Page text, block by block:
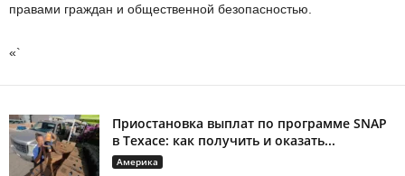
правами граждан и общественной безопасностью.
«`
Приостановка выплат по программе SNAP
в Техасе: как получить и оказать...
Америка